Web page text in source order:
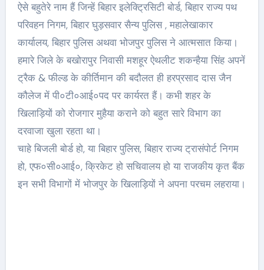
ऐसे बहुतेरे नाम हैं जिन्हें बिहार इलेक्ट्रिसिटी बोर्ड, बिहार राज्य पथ
परिवहन निगम, बिहार घुड़सवार सैन्य पुलिस , महालेखाकार
कार्यालय, बिहार पुलिस अथवा भोजपुर पुलिस ने आत्मसात किया।
हमारे जिले के बखोरापुर निवासी मशहूर ऐथलीट शकन्हैया सिंह अपनें
ट्रैक & फील्ड के कीर्तिमान की बदौलत ही हरप्रसाद दास जैन
कौलेज में पी०टी०आई०पद पर कार्यरत हैं। कभी शहर के
खिलाड़ियों को रोजगार मुहैया कराने को बहुत सारे विभाग का
दरवाजा खुला रहता था।
चाहे बिजली बोर्ड हो, या बिहार पुलिस, बिहार राज्य ट्रासंपोर्ट निगम
हो, एफ०सी०आई०, क्रिकेट हो सचिवालय हो या राजकीय कृत बैंक
इन सभी विभागों में भोजपुर के खिलाड़ियों ने अपना परचम लहराया।